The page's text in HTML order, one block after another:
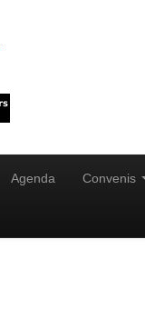
Agenda Convenis